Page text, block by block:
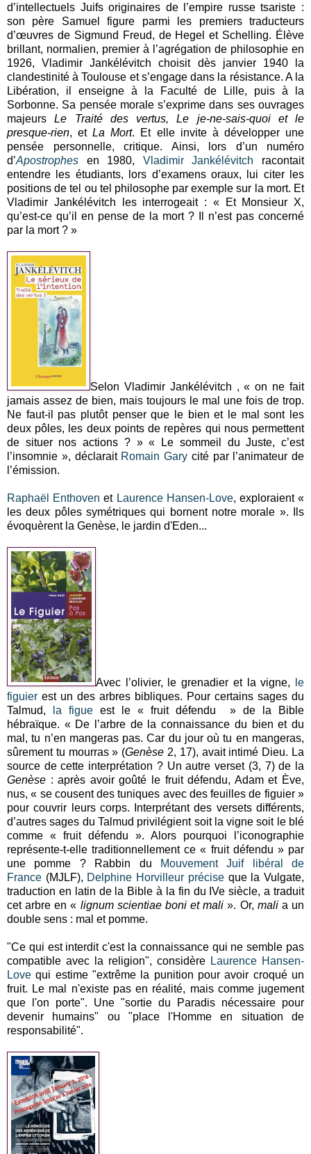
d’intellectuels Juifs originaires de l’empire russe tsariste :
son père Samuel figure parmi les premiers traducteurs
d’œuvres de Sigmund Freud, de Hegel et Schelling. Élève
brillant, normalien, premier à l’agrégation de philosophie en
1926, Vladimir Jankélévitch choisit dès janvier 1940 la
clandestinité à Toulouse et s’engage dans la résistance. A la
Libération, il enseigne à la Faculté de Lille, puis à la
Sorbonne. Sa pensée morale s’exprime dans ses ouvrages
majeursLe Traité des vertus, Le je-ne-sais-quoi et le
presque-rien, etLa Mort. Et elle invite à développer une
pensée personnelle, critique. Ainsi, lors d’un numéro
d’Apostrophes en 1980, Vladimir Jankélévitch racontait
entendre les étudiants, lors d’examens oraux, lui citer les
positions de tel ou tel philosophe par exemple sur la mort. Et
Vladimir Jankélévitch les interrogeait : « Et Monsieur X,
qu’est-ce qu’il en pense de la mort ? Il n’est pas concerné
par la mort ? »
Selon Vladimir Jankélévitch , « on ne fait
jamais assez de bien, mais toujours le mal une fois de trop.
Ne faut-il pas plutôt penser que le bien et le mal sont les
deux pôles, les deux points de repères qui nous permettent
de situer nos actions ? » « Le sommeil du Juste, c’est
l’insomnie », déclarait Romain Gary cité par l’animateur de
l’émission.
Raphaël Enthoven et Laurence Hansen-Love, exploraient «
les deux pôles symétriques qui bornent notre morale ». Ils
évoquèrent la Genèse, le jardin d'Eden...
Avec l’olivier, le grenadier et la vigne,
le
figuier est un des arbres bibliques. Pour certains sages du
Talmud,
la figue est le « fruit défendu » de la Bible
hébraïque. « De l’arbre de la connaissance du bien et du
mal, tu n’en mangeras pas. Car du jour où tu en mangeras,
sûrement tu mourras » (Genèse 2, 17), avait intimé Dieu. La
source de cette interprétation ? Un autre verset (3, 7) de la
Genèse : après avoir goûté le fruit défendu, Adam et Ève,
nus, « se cousent des tuniques avec des feuilles de figuier »
pour couvrir leurs corps. Interprétant des versets différents,
d’autres sages du Talmud privilégient soit la vigne soit le blé
comme « fruit défendu ». Alors pourquoi l’iconographie
représente-t-elle traditionnellement ce « fruit défendu » par
une pomme ? Rabbin du
Mouvement Juif libéral de
France (MJLF), Delphine Horvilleur préciseque la Vulgate,
traduction en latin de la Bible à la fin du IVe siècle, a traduit
cet arbre en « lignum scientiae boni et mali ». Or, mali a un
double sens : mal et pomme.
"Ce qui est interdit c'est la connaissance qui ne semble pas
compatible avec la religion", considère Laurence Hansen-
Love qui estime "extrême la punition pour avoir croqué un
fruit. Le mal n'existe pas en réalité, mais comme jugement
que l'on porte". Une "sortie du Paradis nécessaire pour
devenir humains" ou "place l'Homme en situation de
responsabilité".